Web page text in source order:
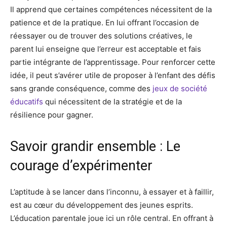
Il apprend que certaines compétences nécessitent de la
patience et de la pratique. En lui offrant l’occasion de
réessayer ou de trouver des solutions créatives, le
parent lui enseigne que l’erreur est acceptable et fais
partie intégrante de l’apprentissage. Pour renforcer cette
idée, il peut s’avérer utile de proposer à l’enfant des défis
sans grande conséquence, comme des jeux de société
éducatifs qui nécessitent de la stratégie et de la
résilience pour gagner.
Savoir grandir ensemble : Le
courage d’expérimenter
L’aptitude à se lancer dans l’inconnu, à essayer et à faillir,
est au cœur du développement des jeunes esprits.
L’éducation parentale joue ici un rôle central. En offrant à